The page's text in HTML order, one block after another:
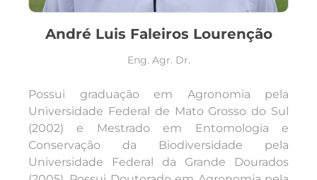
André Luis Faleiros Lourenção
Eng. Agr. Dr.
Possui graduação em Agronomia pela
Universidade Federal de Mato Grosso do Sul
(2002) e Mestrado em Entomologia e
Conservação da Biodiversidade pela
Universidade Federal da Grande Dourados